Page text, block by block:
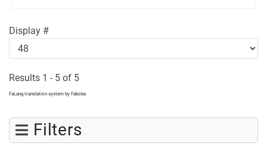
Display #
Results 1 - 5 of 5
FaLang translation system by Faboba
Filters